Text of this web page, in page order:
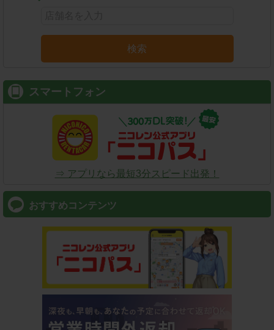
検索
スマートフォン
⇒ アプリなら最短3分スピード出発！
おすすめコンテンツ